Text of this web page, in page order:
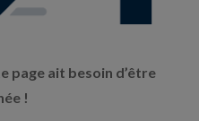
page ait besoin d’être
!